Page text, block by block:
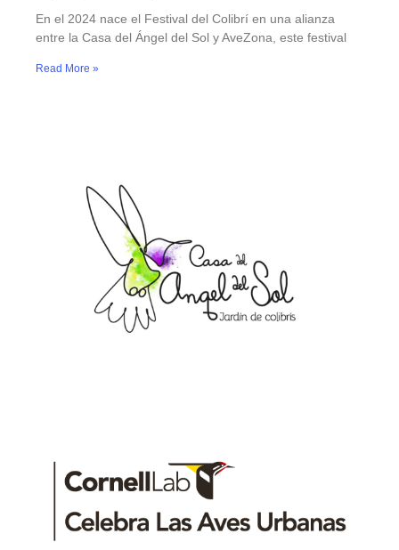
En el 2024 nace el Festival del Colibrí en una alianza
entre la Casa del Ángel del Sol y AveZona, este festival
Read More »